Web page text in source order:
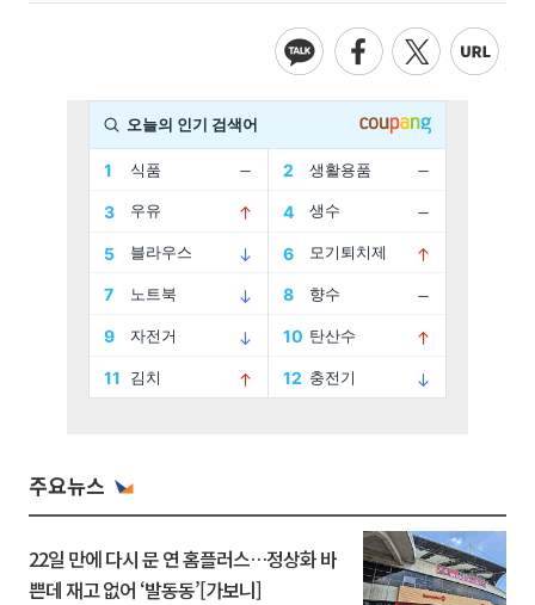
주요뉴스
22일 만에 다시 문 연 홈플러스…정상화 바
쁜데 재고 없어 ‘발동동’[가보니]